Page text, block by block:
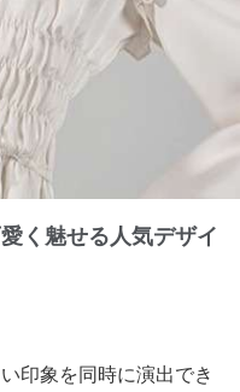
く魅せる人気デザイ
印象を同時に演出でき